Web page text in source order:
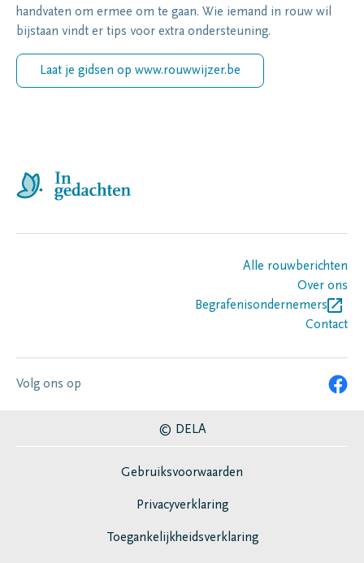
handvaten om ermee om te gaan. Wie iemand in rouw wil
bijstaan vindt er tips voor extra ondersteuning.
Laat je gidsen op www.rouwwijzer.be
Alle rouwberichten
Over ons
Begrafenisondernemers
Contact
Volg ons op
© DELA
Gebruiksvoorwaarden
Privacyverklaring
Toegankelijkheidsverklaring